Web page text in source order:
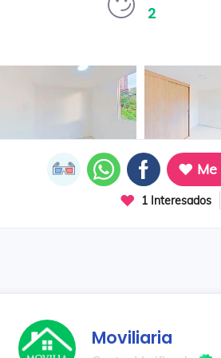
2
1 Interesados
Moviliaria